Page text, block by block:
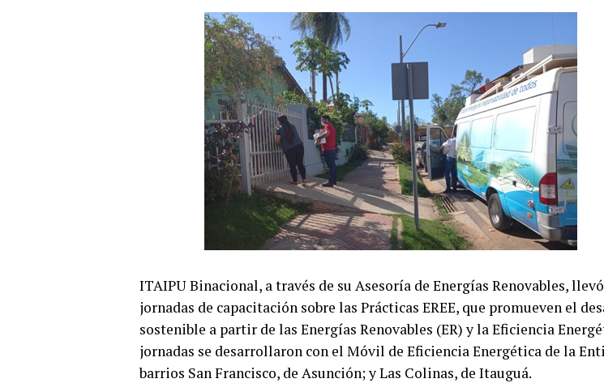
ITAIPU Binacional, a través de su Asesoría de Energías Renovables,
jornadas de capacitación sobre las Prácticas EREE, que promueven el
sostenible a partir de las Energías Renovables (ER) y la Eficiencia
jornadas se desarrollaron con el Móvil de Eficiencia Energética de la
barrios San Francisco, de Asunción; y Las Colinas, de Itauguá.